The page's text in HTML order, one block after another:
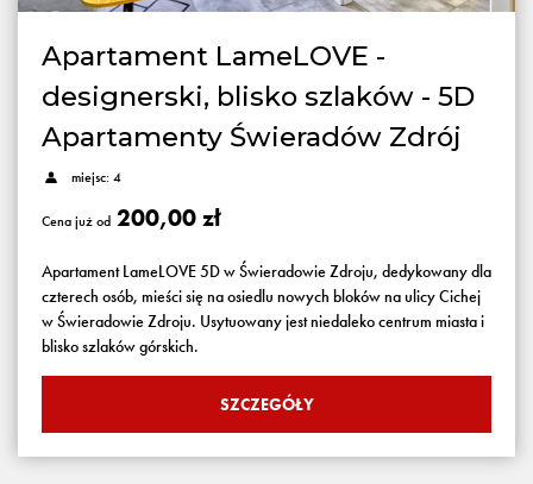
Apartament LameLOVE -
designerski, blisko szlaków - 5D
Apartamenty Świeradów Zdrój
miejsc: 4
Cena już od 200,00 zł
Apartament LameLOVE 5D w Świeradowie Zdroju, dedykowany dla
czterech osób, mieści się na osiedlu nowych bloków na ulicy Cichej
w Świeradowie Zdroju. Usytuowany jest niedaleko centrum miasta i
blisko szlaków górskich.
SZCZEGÓŁY